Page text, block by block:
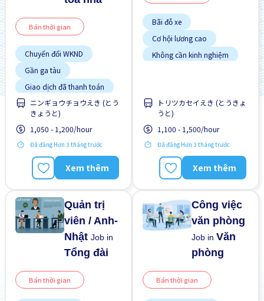
Bán thời gian
Chuyển đổi WKND
Gần ga tàu
Giao dịch đã thanh toán
Ít hơn theo thời gian
Không cần kinh nghiệm
Lao động người nước
ngoài
ニンギョウチョウえき (とう
きょうと)
1,050 - 1,200/hour
Đã đăng Hơn 3 tháng trước
Xem thêm
Bãi đỗ xe
Cơ hội lương cao
Không cần kinh nghiệm
Ưu tiên nữ giới
トリツカセイえき (とうきょ
うと)
1,100 - 1,500/hour
Đã đăng Hơn 3 tháng trước
Xem thêm
Quản trị
viên / Anh-
NhậtJob in
Tổng đài
Bán thời gian
Công việc
văn phòng
Job inVăn
phòng
Bán thời gian